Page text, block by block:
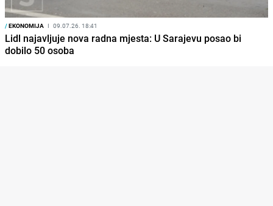
/EKONOMIJA I 09.07.26. 18:41
Lidl najavljuje nova radna mjesta: U Sarajevu posao bi
dobilo 50 osoba